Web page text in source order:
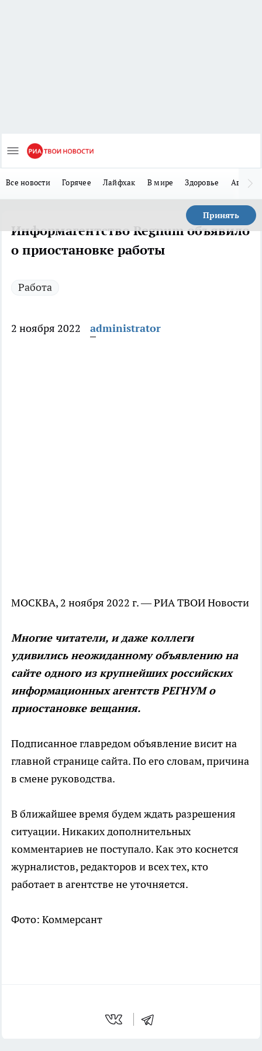
Все новости Горячее Лайфхак В мире Здоровье Авто
Принять
Информагентство Regnum объявило
о приостановке работы
Работа
2 ноября 2022 administrator
МОСКВА, 2 ноября 2022 г. — РИА ТВОИ Новости
Многие читатели, и даже коллеги
удивились неожиданному объявлению на
сайте одного из крупнейших российских
информационных агентств РЕГНУМ о
приостановке вещания.
Подписанное главредом объявление висит на
главной странице сайта. По его словам, причина
в смене руководства.
В ближайшее время будем ждать разрешения
ситуации. Никаких дополнительных
комментариев не поступало. Как это коснется
журналистов, редакторов и всех тех, кто
работает в агентстве не уточняется.
Фото: Коммерсант